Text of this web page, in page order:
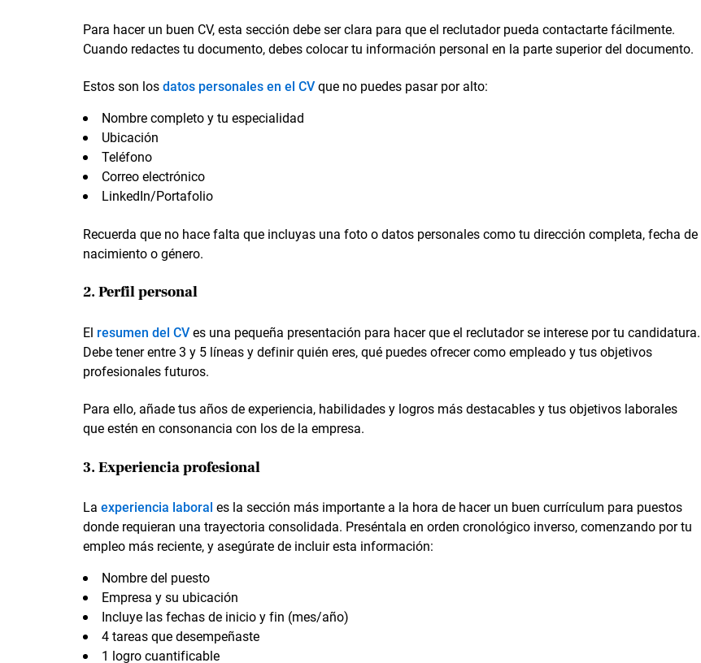
Para hacer un buen CV, esta sección debe ser clara para que el reclutador pueda contactarte fácilmente.
Cuando redactes tu documento, debes colocar tu información personal en la parte superior del documento.
Estos son losdatos personales en el CVque no puedes pasar por alto:
Nombre completo y tu especialidad
Ubicación
Teléfono
Correo electrónico
LinkedIn/Portafolio
Recuerda que no hace falta que incluyas una foto o datos personales como tu dirección completa, fecha de
nacimiento o género.
2. Perfil personal
El resumen del CVes una pequeña presentación para hacer que el reclutador se interese por tu candidatura.
Debe tener entre 3 y 5 líneas y definir quién eres, qué puedes ofrecer como empleado y tus objetivos
profesionales futuros.
Para ello, añade tus años de experiencia, habilidades y logros más destacables y tus objetivos laborales
que estén en consonancia con los de la empresa.
3. Experiencia profesional
La experiencia laboral es la sección más importante a la hora de hacer un buen currículum para puestos
donde requieran una trayectoria consolidada. Preséntala en orden cronológico inverso, comenzando por tu
empleo más reciente, y asegúrate de incluir esta información:
Nombre del puesto
Empresa y su ubicación
Incluye las fechas de inicio y fin (mes/año)
4 tareas que desempeñaste
1 logro cuantificable